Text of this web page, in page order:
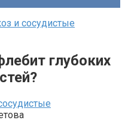
и сосудистые
глубоких